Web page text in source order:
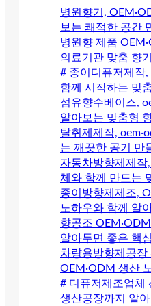
병원향기,
보는 쾌적한 공간
병원향 제품
의료기관 맞춤 향
# 종이디퓨저제작
함께 시작하는 맞
섬유향수베이스,
알아보는 맞춤형
탈취제제작,
는 깨끗한 공기 만
자동차방향제제작
체와 함께 만드는
종이방향제제조,
노하우와 함께 알
향공조
알아두면 좋은 핵
차량용방향제공장
OEM·ODM 생산
# 디퓨저제조업체
생산공장까지 알